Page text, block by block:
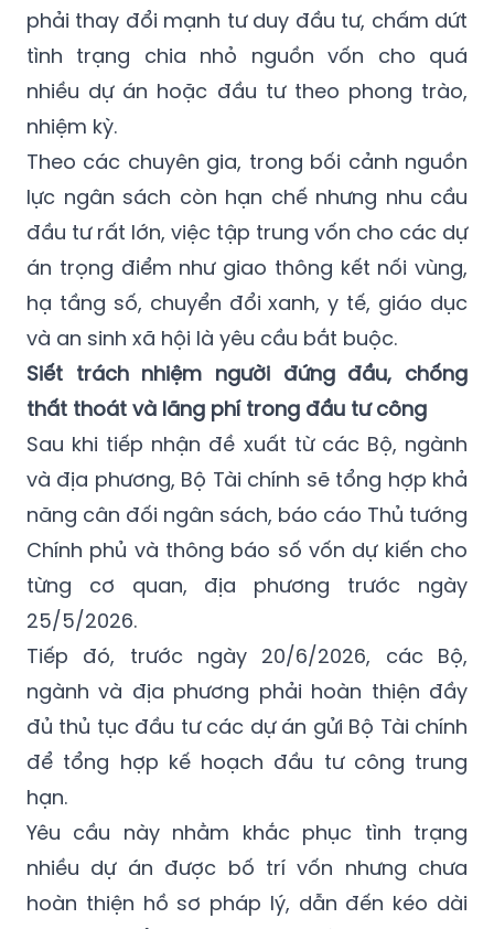
phải thay đổi mạnh tư duy đầu tư, chấm dứt
tình trạng chia nhỏ nguồn vốn cho quá
nhiều dự án hoặc đầu tư theo phong trào,
nhiệm kỳ.
Theo các chuyên gia, trong bối cảnh nguồn
lực ngân sách còn hạn chế nhưng nhu cầu
đầu tư rất lớn, việc tập trung vốn cho các dự
án trọng điểm như giao thông kết nối vùng,
hạ tầng số, chuyển đổi xanh, y tế, giáo dục
và an sinh xã hội là yêu cầu bắt buộc.
Siết trách nhiệm người đứng đầu, chống
thất thoát và lãng phí trong đầu tư công
Sau khi tiếp nhận đề xuất từ các Bộ, ngành
và địa phương, Bộ Tài chính sẽ tổng hợp khả
năng cân đối ngân sách, báo cáo Thủ tướng
Chính phủ và thông báo số vốn dự kiến cho
từng cơ quan, địa phương trước ngày
25/5/2026.
Tiếp đó, trước ngày 20/6/2026, các Bộ,
ngành và địa phương phải hoàn thiện đầy
đủ thủ tục đầu tư các dự án gửi Bộ Tài chính
để tổng hợp kế hoạch đầu tư công trung
hạn.
Yêu cầu này nhằm khắc phục tình trạng
nhiều dự án được bố trí vốn nhưng chưa
hoàn thiện hồ sơ pháp lý, dẫn đến kéo dài